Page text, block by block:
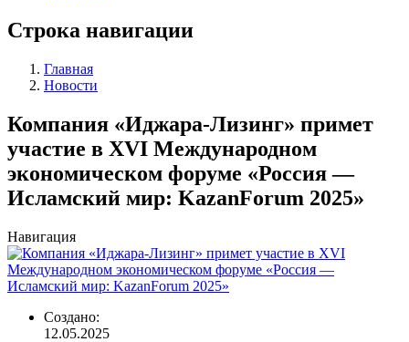
Строка навигации
Главная
Новости
Компания «Иджара-Лизинг» примет
участие в XVI Международном
экономическом форуме «Россия —
Исламский мир: KazanForum 2025»
Навигация
Создано:
12.05.2025